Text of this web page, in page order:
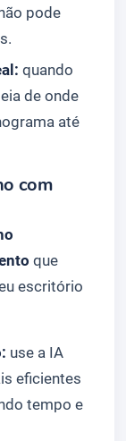
pode
quando
de onde
até
com
que
escritório
use a IA
eficientes
tempo e